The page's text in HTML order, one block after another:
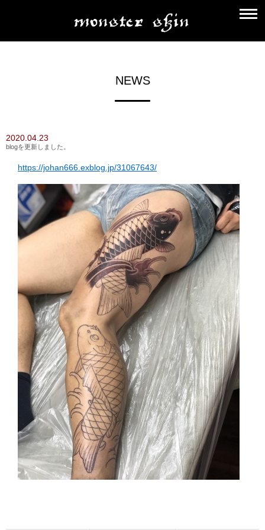
NEWS
2020.04.23
blogを更新しました。
https://johan666.exblog.jp/31067643/